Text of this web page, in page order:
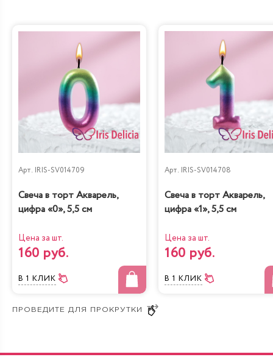
Груша-кофе-
шоколад
Наполеон
Классический
Диетическая с
вишней
Карамель&Шоколад
Арт. IRIS-SV014709
Свеча в торт Акварель,
цифра «0», 5,5 см
Цена за шт.
160 руб.
В 1 КЛИК
Арт. IRIS-SV014708
Свеча в торт Акварель,
цифра «1», 5,5 см
Цена за шт.
160 руб.
В 1 КЛИК